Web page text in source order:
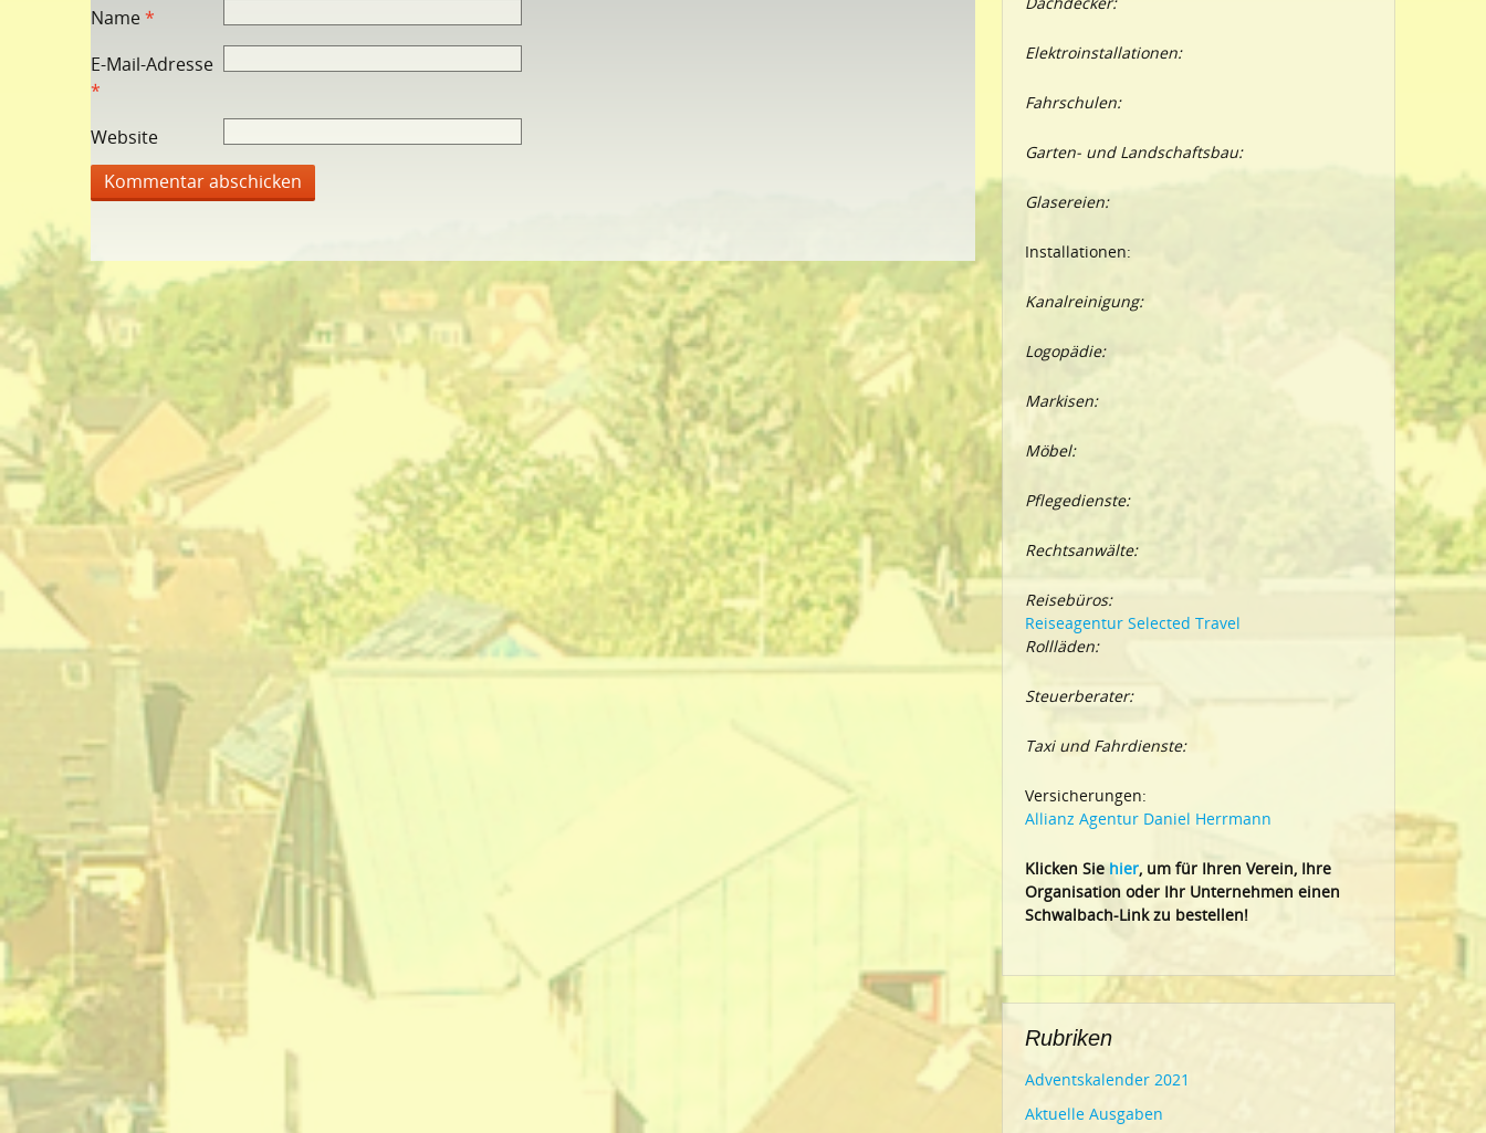
Name*
E-Mail-Adresse
*
Website
Elektroinstallationen:
Fahrschulen:
Garten- und Landschaftsbau:
Glasereien:
Installationen:
Kanalreinigung:
Logopädie:
Markisen:
Möbel:
Pflegedienste:
Rechtsanwälte:
Reisebüros:
Reiseagentur Selected Travel
Rollläden:
Steuerberater:
Taxi und Fahrdienste:
Versicherungen:
Allianz Agentur Daniel Herrmann
Klicken Siehier, um für Ihren Verein, Ihre
Organisation oder Ihr Unternehmen einen
Schwalbach-Link zu bestellen!
Rubriken
Adventskalender 2021
Aktuelle Ausgaben